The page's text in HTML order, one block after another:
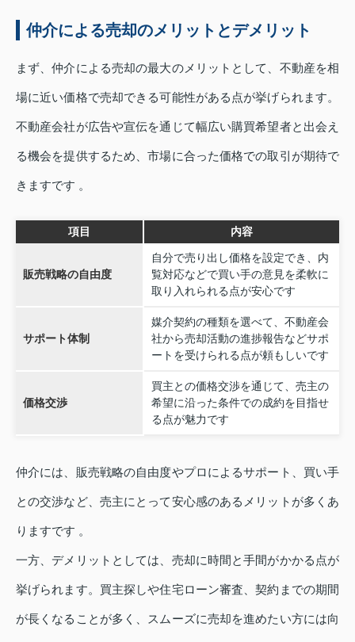
仲介による売却のメリットとデメリット
まず、仲介による売却の最大のメリットとして、不動産を相
場に近い価格で売却できる可能性がある点が挙げられます。
不動産会社が広告や宣伝を通じて幅広い購買希望者と出会え
る機会を提供するため、市場に合った価格での取引が期待で
きますです 。
項目 内容
販売戦略の自由度
自分で売り出し価格を設定でき、内
覧対応などで買い手の意見を柔軟に
取り入れられる点が安心です
サポート体制
媒介契約の種類を選べて、不動産会
社から売却活動の進捗報告などサポ
ートを受けられる点が頼もしいです
価格交渉
買主との価格交渉を通じて、売主の
希望に沿った条件での成約を目指せ
る点が魅力です
仲介には、販売戦略の自由度やプロによるサポート、買い手
との交渉など、売主にとって安心感のあるメリットが多くあ
りますです 。
一方、デメリットとしては、売却に時間と手間がかかる点が
挙げられます。買主探しや住宅ローン審査、契約までの期間
が長くなることが多く、スムーズに売却を進めたい方には向